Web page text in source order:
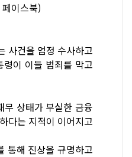
이스북)
사건을 엄정 수사하고
이 이들 범죄를 막고
상태가 부실한 금융
다는 지적이 이어지고
통해 진상을 규명하고